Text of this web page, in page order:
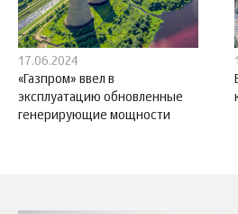
17.06.2024
«Газпром» ввел в
эксплуатацию обновленные
генерирующие мощности